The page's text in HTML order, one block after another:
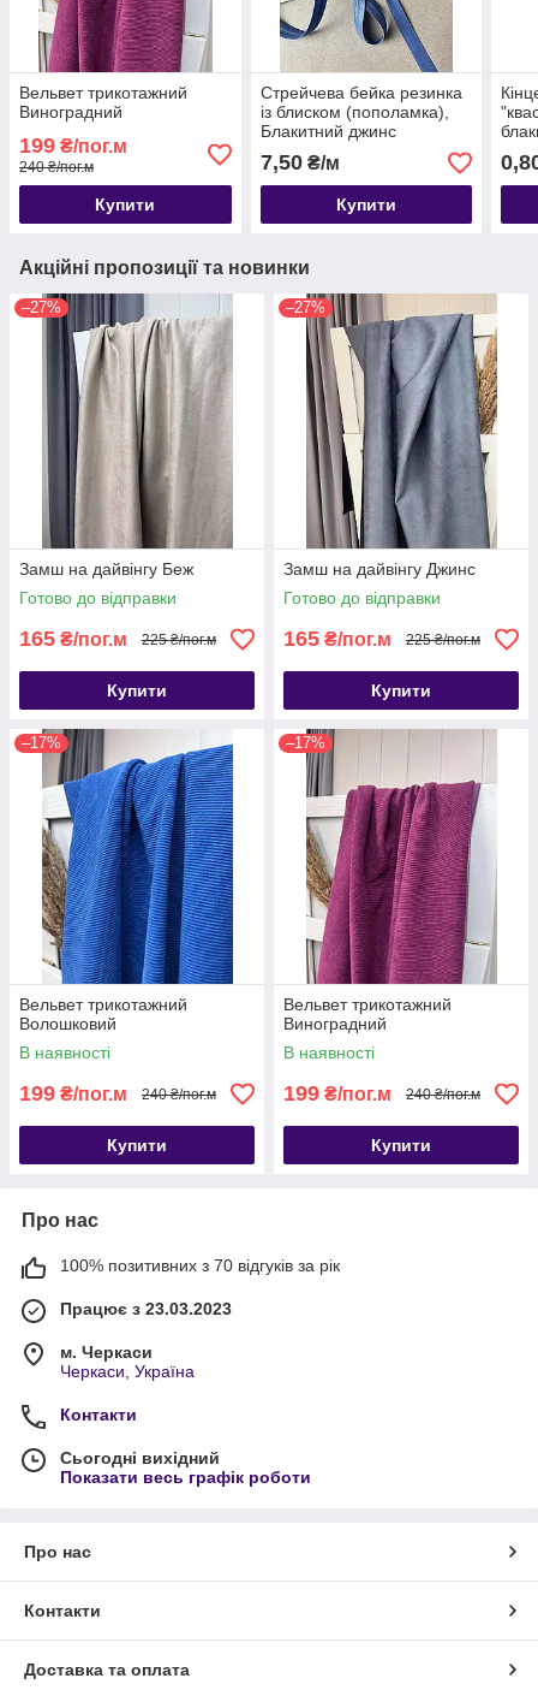
Вельвет трикотажний
Виноградний
199 ₴/пог.м
240 ₴/пог.м
Купити
Стрейчева бейка резинка
із блиском (пополамка),
Блакитний джинс
7,50₴/м
Купити
Акційні пропозиції та новинки
–27%
Замш на дайвінгу Беж
Готово до відправки
165 ₴/пог.м 225 ₴/пог.м
Купити
–27%
Замш на дайвінгу Джинс
Готово до відправки
165 ₴/пог.м 225 ₴/пог.м
Купити
–17%
Вельвет трикотажний
Волошковий
В наявності
199 ₴/пог.м 240 ₴/пог.м
Купити
–17%
Вельвет трикотажний
Виноградний
В наявності
199 ₴/пог.м 240 ₴/пог.м
Купити
Про нас
100% позитивних з 70 відгуків за рік
Працює з 23.03.2023
м. Черкаси
Черкаси, Україна
Контакти
Сьогодні вихідний
Показати весь графік роботи
Про нас
Контакти
Доставка та оплата